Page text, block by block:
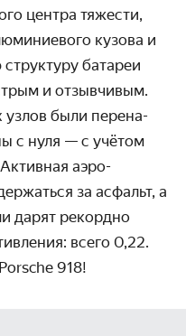
центра тяжести,
кузова и
батареи
и отзывчивым.
узлов были перена­
с нуля — с учётом
аэро­
за асфальт, а
дарят рекордно
всего 0,22.
918!